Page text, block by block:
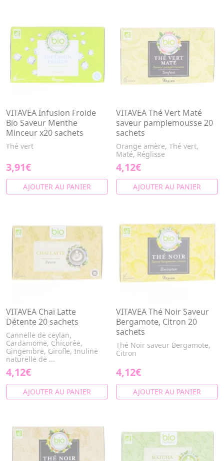
VITAVEA Infusion Froide
Bio Saveur Menthe
Minceur x20 sachets
Thé vert
3,91€
AJOUTER AU PANIER
VITAVEA Thé Vert Maté
saveur pamplemousse 20
sachets
Orange amère, Thé vert,
Maté, Réglisse
4,12€
AJOUTER AU PANIER
VITAVEA Chaï Latte
Détente 20 sachets
Cannelle de ceylan,
Cardamome, Chicorée,
Gingembre, Girofle, Inuline
naturelle de ...
4,12€
AJOUTER AU PANIER
VITAVEA Thé Noir Saveur
Bergamote, Citron 20
sachets
Thé Noir saveur Bergamote,
Citron
4,12€
AJOUTER AU PANIER